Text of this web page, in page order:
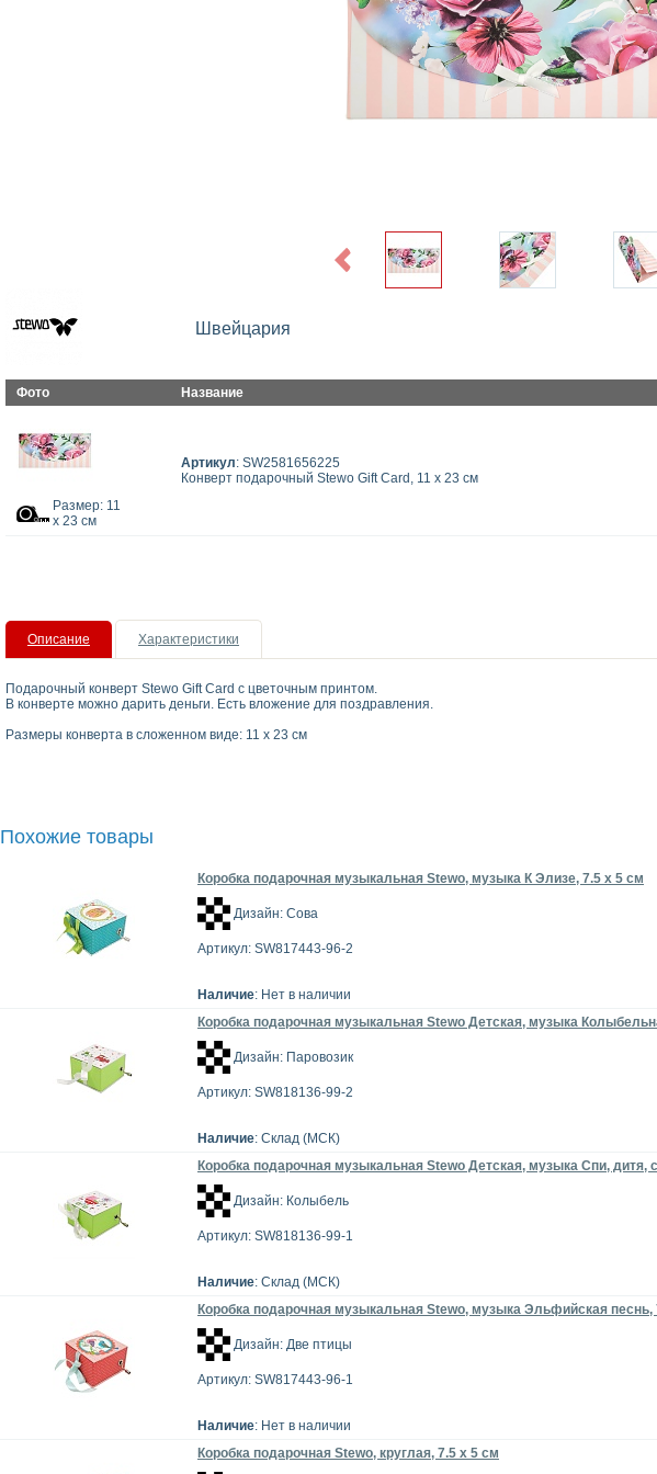
Previous
Швейцария
Фото Название
Размер: 11
х 23 см
Артикул: SW2581656225
Конверт подарочный Stewo Gift Card, 11 x 23 см
Описание Характеристики
Подарочный конверт Stewo Gift Card с цветочным принтом.
В конверте можно дарить деньги. Есть вложение для поздравления.
Размеры конверта в сложенном виде: 11 x 23 см
Похожие товары
Коробка подарочная музыкальная Stewo, музыка К Элизе, 7.5 х 5 см
Дизайн: Сова
Артикул: SW817443-96-2
Наличие: Нет в наличии
Коробка подарочная музыкальная Stewo Детская, музыка
Дизайн: Паровозик
Артикул: SW818136-99-2
Наличие: Склад (МСК)
Коробка подарочная музыкальная Stewo Детская, музыка Спи, дитя,
Дизайн: Колыбель
Артикул: SW818136-99-1
Наличие: Склад (МСК)
Коробка подарочная музыкальная Stewo, музыка Эльфийская песнь,
Дизайн: Две птицы
Артикул: SW817443-96-1
Наличие: Нет в наличии
Коробка подарочная Stewo, круглая, 7.5 х 5 см